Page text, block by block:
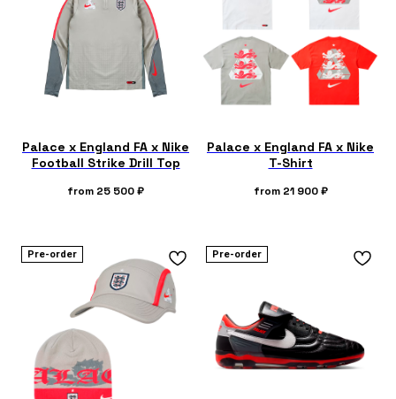
Palace x England FA x Nike
Football Strike Drill Top
from 25 500₽
Palace x England FA x Nike
T-Shirt
from 21 900 ₽
Pre-order Pre-order